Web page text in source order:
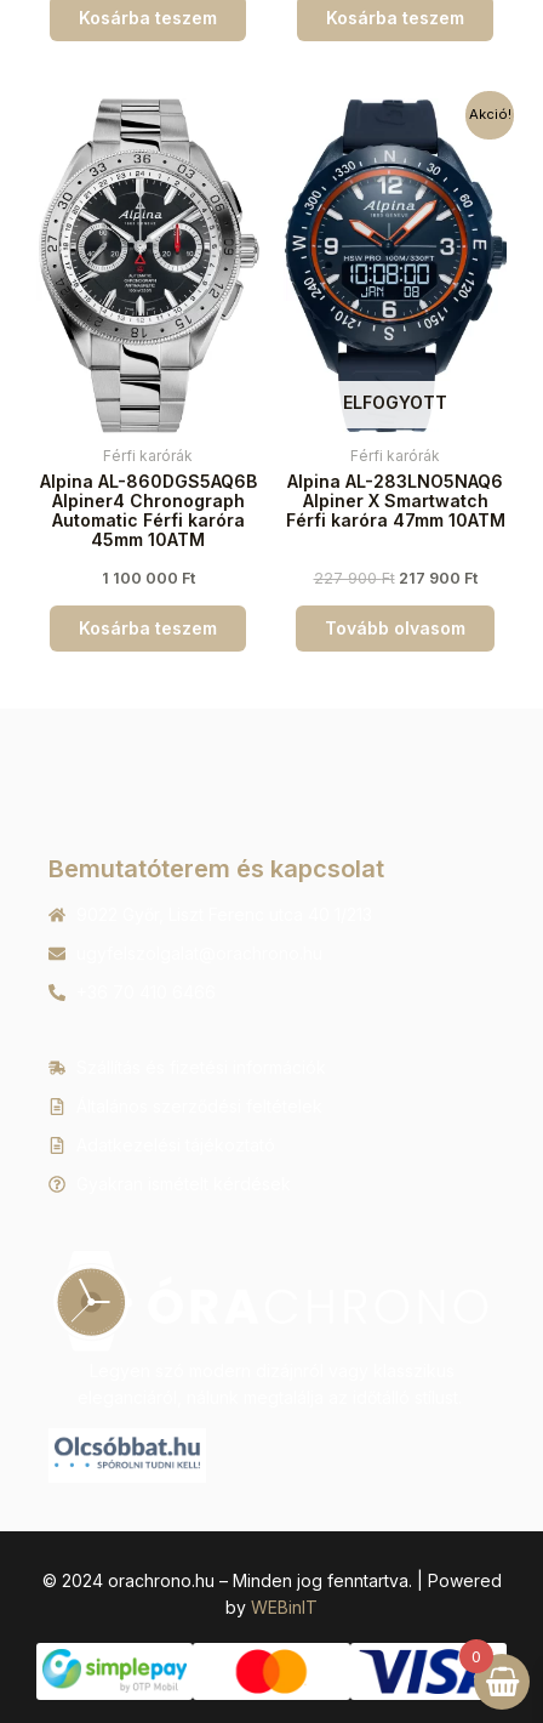
Kosárba teszem Kosárba teszem
Férfi karórák
Alpina AL-860DGS5AQ6B
Alpiner4 Chronograph
Automatic Férfi karóra
45mm 10ATM
1 100 000 Ft
Kosárba teszem
Akció!
ELFOGYOTT
Férfi karórák
Alpina AL-283LNO5NAQ6
Alpiner X Smartwatch
Férfi karóra 47mm 10ATM
227 900Ft 217 900 Ft
Tovább olvasom
Bemutatóterem és kapcsolat
© 2024 orachrono.hu – Minden jog fenntartva. | Powered
by WEBinIT
0